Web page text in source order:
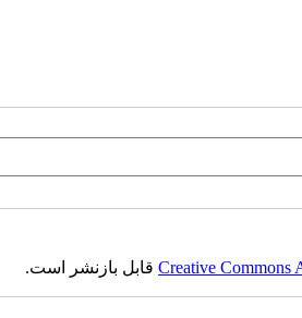
Creative Commonsقابل بازنشر است.